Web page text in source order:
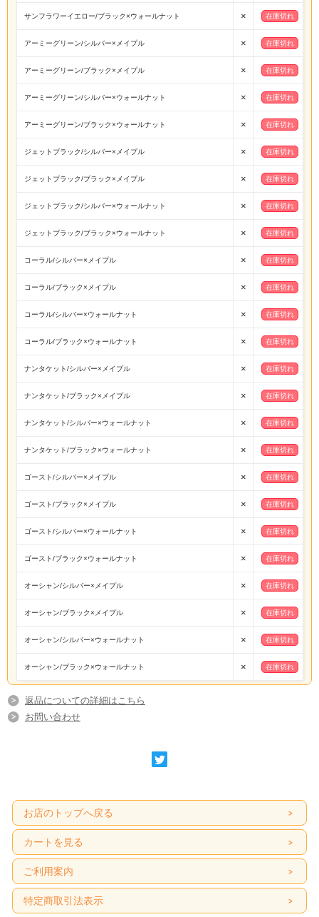
サンフラワーイエロー/ブラック×ウォールナット × 在庫切れ
アーミーグリーン/シルバー×メイプル × 在庫切れ
アーミーグリーン/ブラック×メイプル × 在庫切れ
アーミーグリーン/シルバー×ウォールナット × 在庫切れ
アーミーグリーン/ブラック×ウォールナット × 在庫切れ
ジェットブラック/シルバー×メイプル × 在庫切れ
ジェットブラック/ブラック×メイプル × 在庫切れ
ジェットブラック/シルバー×ウォールナット × 在庫切れ
ジェットブラック/ブラック×ウォールナット × 在庫切れ
コーラル/シルバー×メイプル × 在庫切れ
コーラル/ブラック×メイプル × 在庫切れ
コーラル/シルバー×ウォールナット × 在庫切れ
コーラル/ブラック×ウォールナット × 在庫切れ
ナンタケット/シルバー×メイプル × 在庫切れ
ナンタケット/ブラック×メイプル × 在庫切れ
ナンタケット/シルバー×ウォールナット × 在庫切れ
ナンタケット/ブラック×ウォールナット × 在庫切れ
ゴースト/シルバー×メイプル × 在庫切れ
ゴースト/ブラック×メイプル × 在庫切れ
ゴースト/シルバー×ウォールナット × 在庫切れ
ゴースト/ブラック×ウォールナット × 在庫切れ
オーシャン/シルバー×メイプル × 在庫切れ
オーシャン/ブラック×メイプル × 在庫切れ
オーシャン/シルバー×ウォールナット × 在庫切れ
オーシャン/ブラック×ウォールナット × 在庫切れ
返品についての詳細はこちら
お問い合わせ
お店のトップへ戻る
カートを見る
ご利用案内
特定商取引法表示